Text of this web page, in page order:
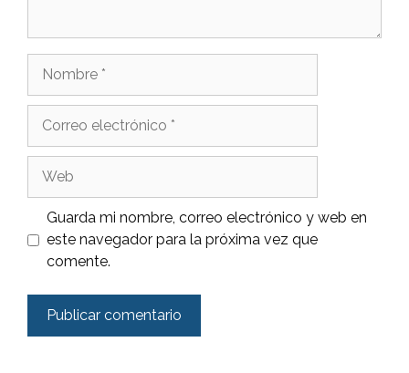
electrónico
Guarda mi nombre, correo electrónico y web en
este navegador para la próxima vez que
comente.